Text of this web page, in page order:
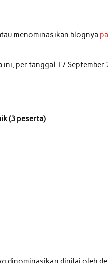
menominasikan blognya
ini, per tanggal 17 September
(3 peserta)